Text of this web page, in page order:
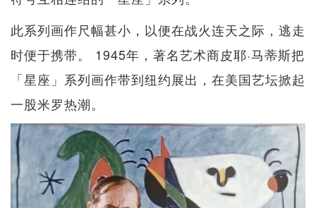
此系列画作尺幅甚小，以便在战火连天之际，逃走
时便于携带。 1945年，著名艺术商皮耶·马蒂斯把
「星座」系列画作带到纽约展出，在美国艺坛掀起
一股米罗热潮。